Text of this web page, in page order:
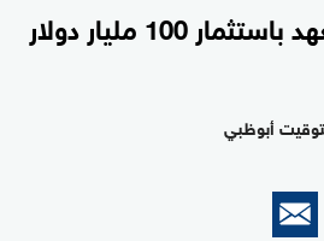
أربع دول أوروبية تتعهد باستثمار 100 مليار دولار